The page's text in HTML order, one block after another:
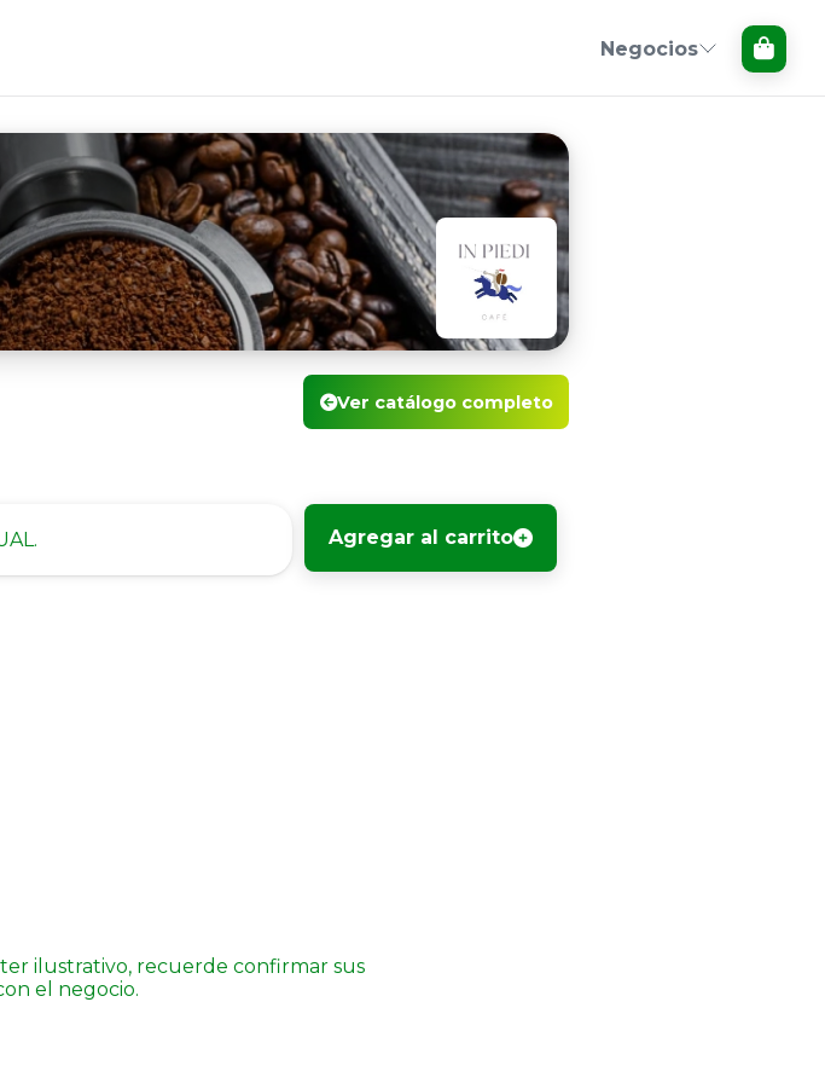
Negocios
Ver catálogo completo
Agregar al carrito
ilustrativo, recuerde confirmar sus
el negocio.